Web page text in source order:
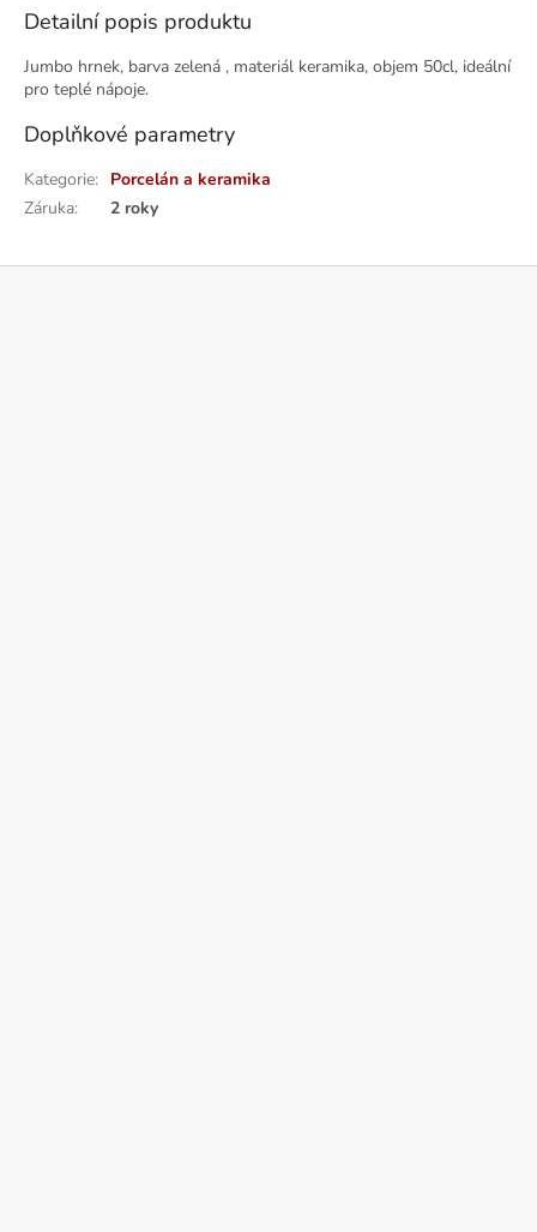
Detailní popis produktu
Jumbo hrnek, barva zelená , materiál keramika, objem 50cl, ideální
pro teplé nápoje.
Doplňkové parametry
Kategorie: Porcelán a keramika
Záruka: 2 roky
Z